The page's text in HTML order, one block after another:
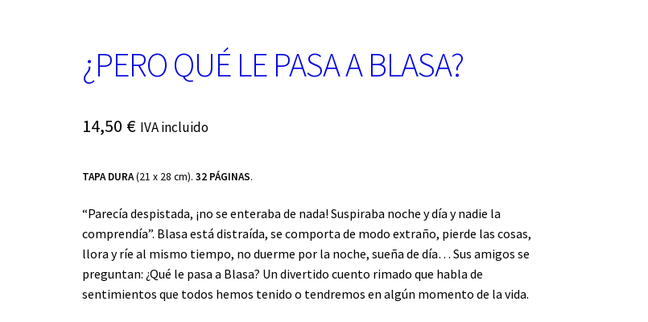
¿PERO QUÉ LE PASA A BLASA?
14,50 € IVA incluido
TAPA DURA(21 x 28 cm). 32 PÁGINAS.
“Parecía despistada, ¡no se enteraba de nada! Suspiraba noche y día y nadie la
comprendía”. Blasa está distraída, se comporta de modo extraño, pierde las cosas,
llora y ríe al mismo tiempo, no duerme por la noche, sueña de día… Sus amigos se
preguntan: ¿Qué le pasa a Blasa? Un divertido cuento rimado que habla de
sentimientos que todos hemos tenido o tendremos en algún momento de la vida.